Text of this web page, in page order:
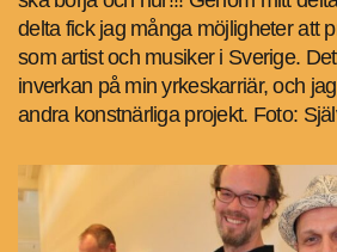
delta fick jag många möjligheter att
som artist och musiker i Sverige.
inverkan på min yrkeskarriär, och
andra konstnärliga projekt. Foto: